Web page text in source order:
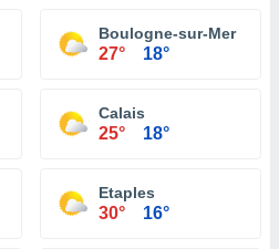
Boulogne-sur-Mer
27° 18°
Calais
25° 18°
Etaples
30° 16°